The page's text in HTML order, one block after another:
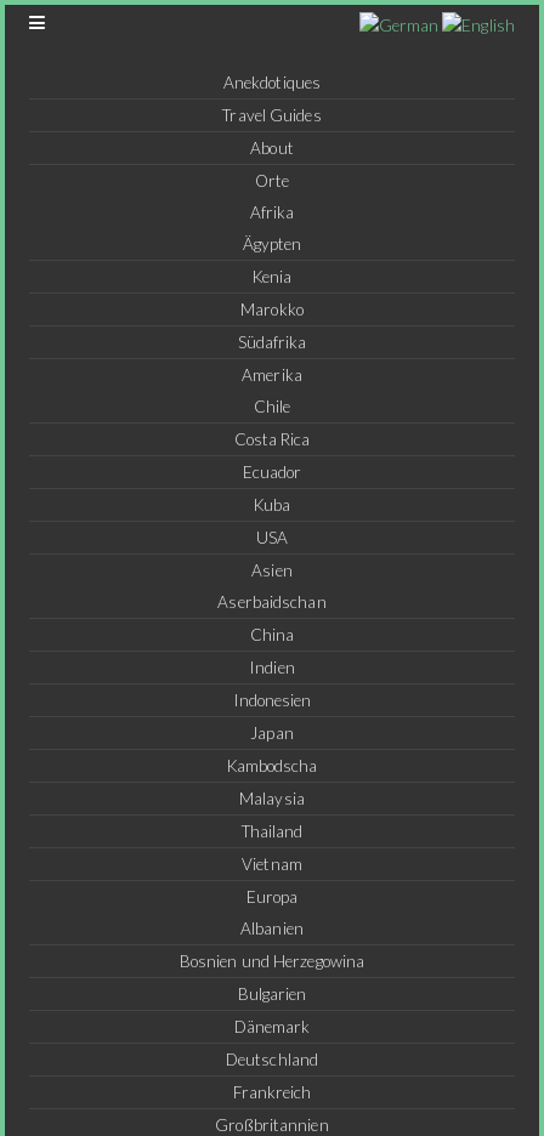
Anekdotiques
Travel Guides
About
Orte
Afrika
Ägypten
Kenia
Marokko
Südafrika
Amerika
Chile
Costa Rica
Ecuador
Kuba
USA
Asien
Aserbaidschan
China
Indien
Indonesien
Japan
Kambodscha
Malaysia
Thailand
Vietnam
Europa
Albanien
Bosnien und Herzegowina
Bulgarien
Dänemark
Deutschland
Frankreich
Großbritannien